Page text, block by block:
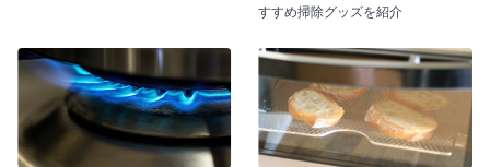
すすめ掃除グッズを紹介